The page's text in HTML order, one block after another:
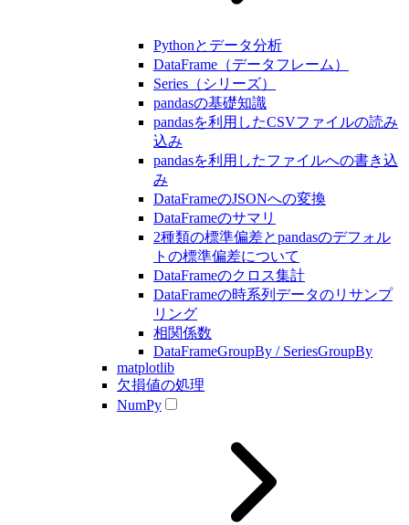
Pythonとデータ分析
DataFrame（データフレーム）
Series（シリーズ）
pandasの基礎知識
pandasを利用したCSVファイルの読み
込み
pandasを利用したファイルへの書き込
み
DataFrameのJSONへの変換
DataFrameのサマリ
2種類の標準偏差とpandasのデフォル
トの標準偏差について
DataFrameのクロス集計
DataFrameの時系列データのリサンプ
リング
相関係数
DataFrameGroupBy / SeriesGroupBy
matplotlib
欠損値の処理
NumPy